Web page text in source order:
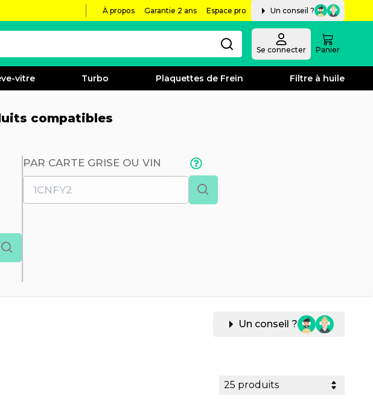
À propos Garantie 2 ans Espace pro Un conseil ?
Se connecter Panier
vitre Turbo Plaquettes de Frein Filtre à huile
compatibles
PAR CARTE GRISE OU VIN
Un conseil ?
25 produits